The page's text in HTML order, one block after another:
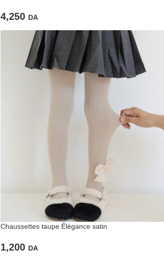
4,250 DA
Chaussettes taupe Élégance satin
1,200 DA